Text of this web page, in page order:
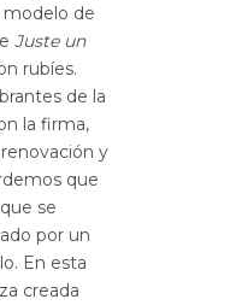
de
Juste un
rubíes.
de la
la firma,
y
que
se
por un
En esta
creada